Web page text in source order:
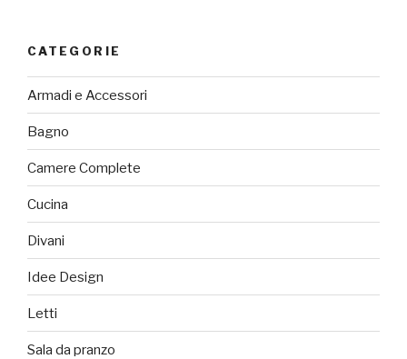
CATEGORIE
Armadi e Accessori
Bagno
Camere Complete
Cucina
Divani
Idee Design
Letti
Sala da pranzo